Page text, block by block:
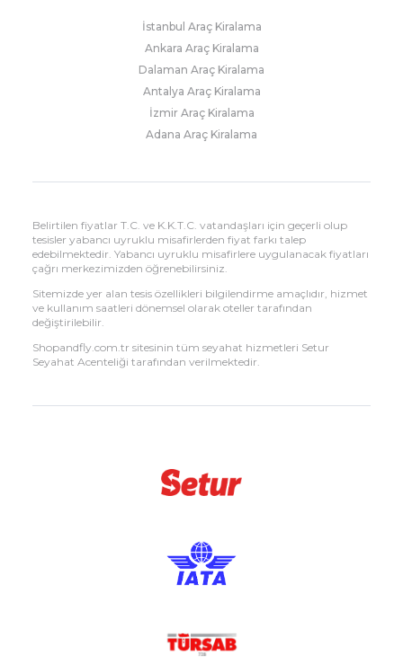
İstanbul Araç Kiralama
Ankara Araç Kiralama
Dalaman Araç Kiralama
Antalya Araç Kiralama
İzmir Araç Kiralama
Adana Araç Kiralama
Belirtilen fiyatlar T.C. ve K.K.T.C. vatandaşları için geçerli olup
tesisler yabancı uyruklu misafirlerden fiyat farkı talep
edebilmektedir. Yabancı uyruklu misafirlere uygulanacak fiyatları
çağrı merkezimizden öğrenebilirsiniz.
Sitemizde yer alan tesis özellikleri bilgilendirme amaçlıdır, hizmet
ve kullanım saatleri dönemsel olarak oteller tarafından
değiştirilebilir.
Shopandfly.com.tr sitesinin tüm seyahat hizmetleri Setur
Seyahat Acenteliği tarafından verilmektedir.